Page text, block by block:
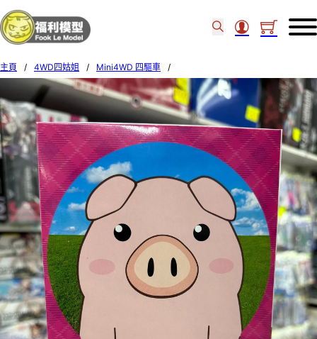
主頁 / 4WD四姑姐 / Mini4WD 四驅車
/
Tamiya 1/32 MINI 4WD PIG RACER 18089